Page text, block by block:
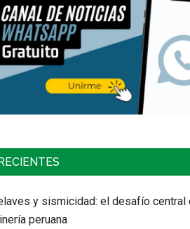
RECIENTES
y sismicidad: el desafío central
peruana